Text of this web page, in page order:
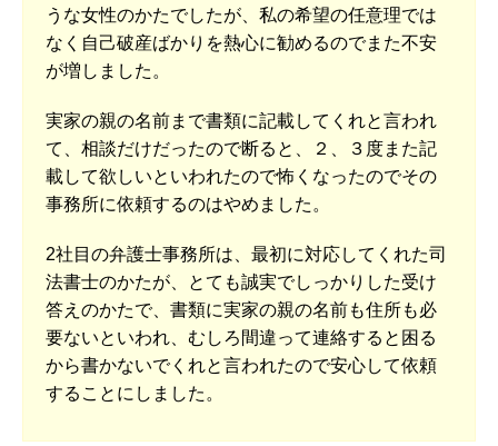
うな女性のかたでしたが、私の希望の任意理では
なく自己破産ばかりを熱心に勧めるのでまた不安
が増しました。
実家の親の名前まで書類に記載してくれと言われ
て、相談だけだったので断ると、２、３度また記
載して欲しいといわれたので怖くなったのでその
事務所に依頼するのはやめました。
2社目の弁護士事務所は、最初に対応してくれた司
法書士のかたが、とても誠実でしっかりした受け
答えのかたで、書類に実家の親の名前も住所も必
要ないといわれ、むしろ間違って連絡すると困る
から書かないでくれと言われたので安心して依頼
することにしました。